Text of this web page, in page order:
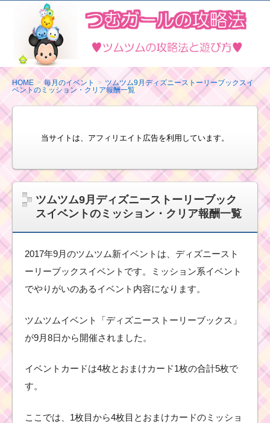
ム
ツ
ム
の
攻
略
び
方
HOME 毎月のイベント
ツムツム9月ディズニーストーリーブックスイ
ベントのミッション・クリア報酬一覧
当サイトは、アフィリエイト広告を利用しています。
ツムツム9月ディズニーストーリーブック
スイベントのミッション・クリア報酬一覧
2017年9月のツムツム新イベントは、ディズニースト
ーリーブックスイベントです。ミッション系イベント
でやりがいのあるイベント内容になります。
ツムツムイベント「ディズニーストーリーブックス」
が9月8日から開催されました。
イベントカードは4枚とおまけカード1枚の合計5枚で
す。
ここでは、1枚目から4枚目とおまけカードのミッショ